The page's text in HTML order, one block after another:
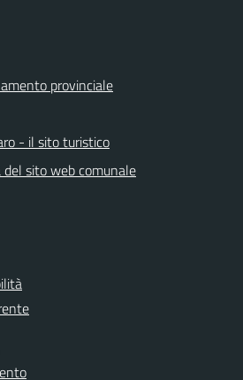
provinciale
- il sito turistico
sito web comunale